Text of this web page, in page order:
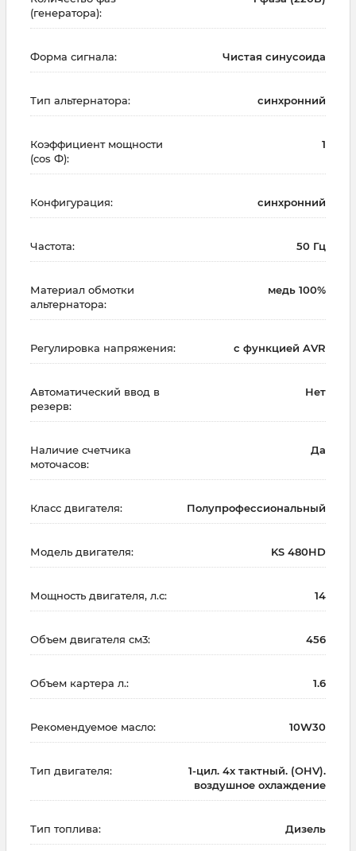
(генератора):
Форма сигнала: Чистая синусоида
Тип альтернатора: синхронний
Коэффициент мощности
(cos Ф):
1
Конфигурация: синхронний
Частота: 50 Гц
Материал обмотки
альтернатора:
медь 100%
Регулировка напряжения: с функцией AVR
Автоматический ввод в
резерв:
Нет
Наличие счетчика
моточасов:
Да
Класс двигателя: Полупрофессиональный
Модель двигателя: KS 480HD
Мощность двигателя, л.с: 14
Объем двигателя см3: 456
Объем картера л.: 1.6
Рекомендуемое масло: 10W30
Тип двигателя:
1-цил. 4х тактный. (OHV).
воздушное охлаждение
Тип топлива: Дизель